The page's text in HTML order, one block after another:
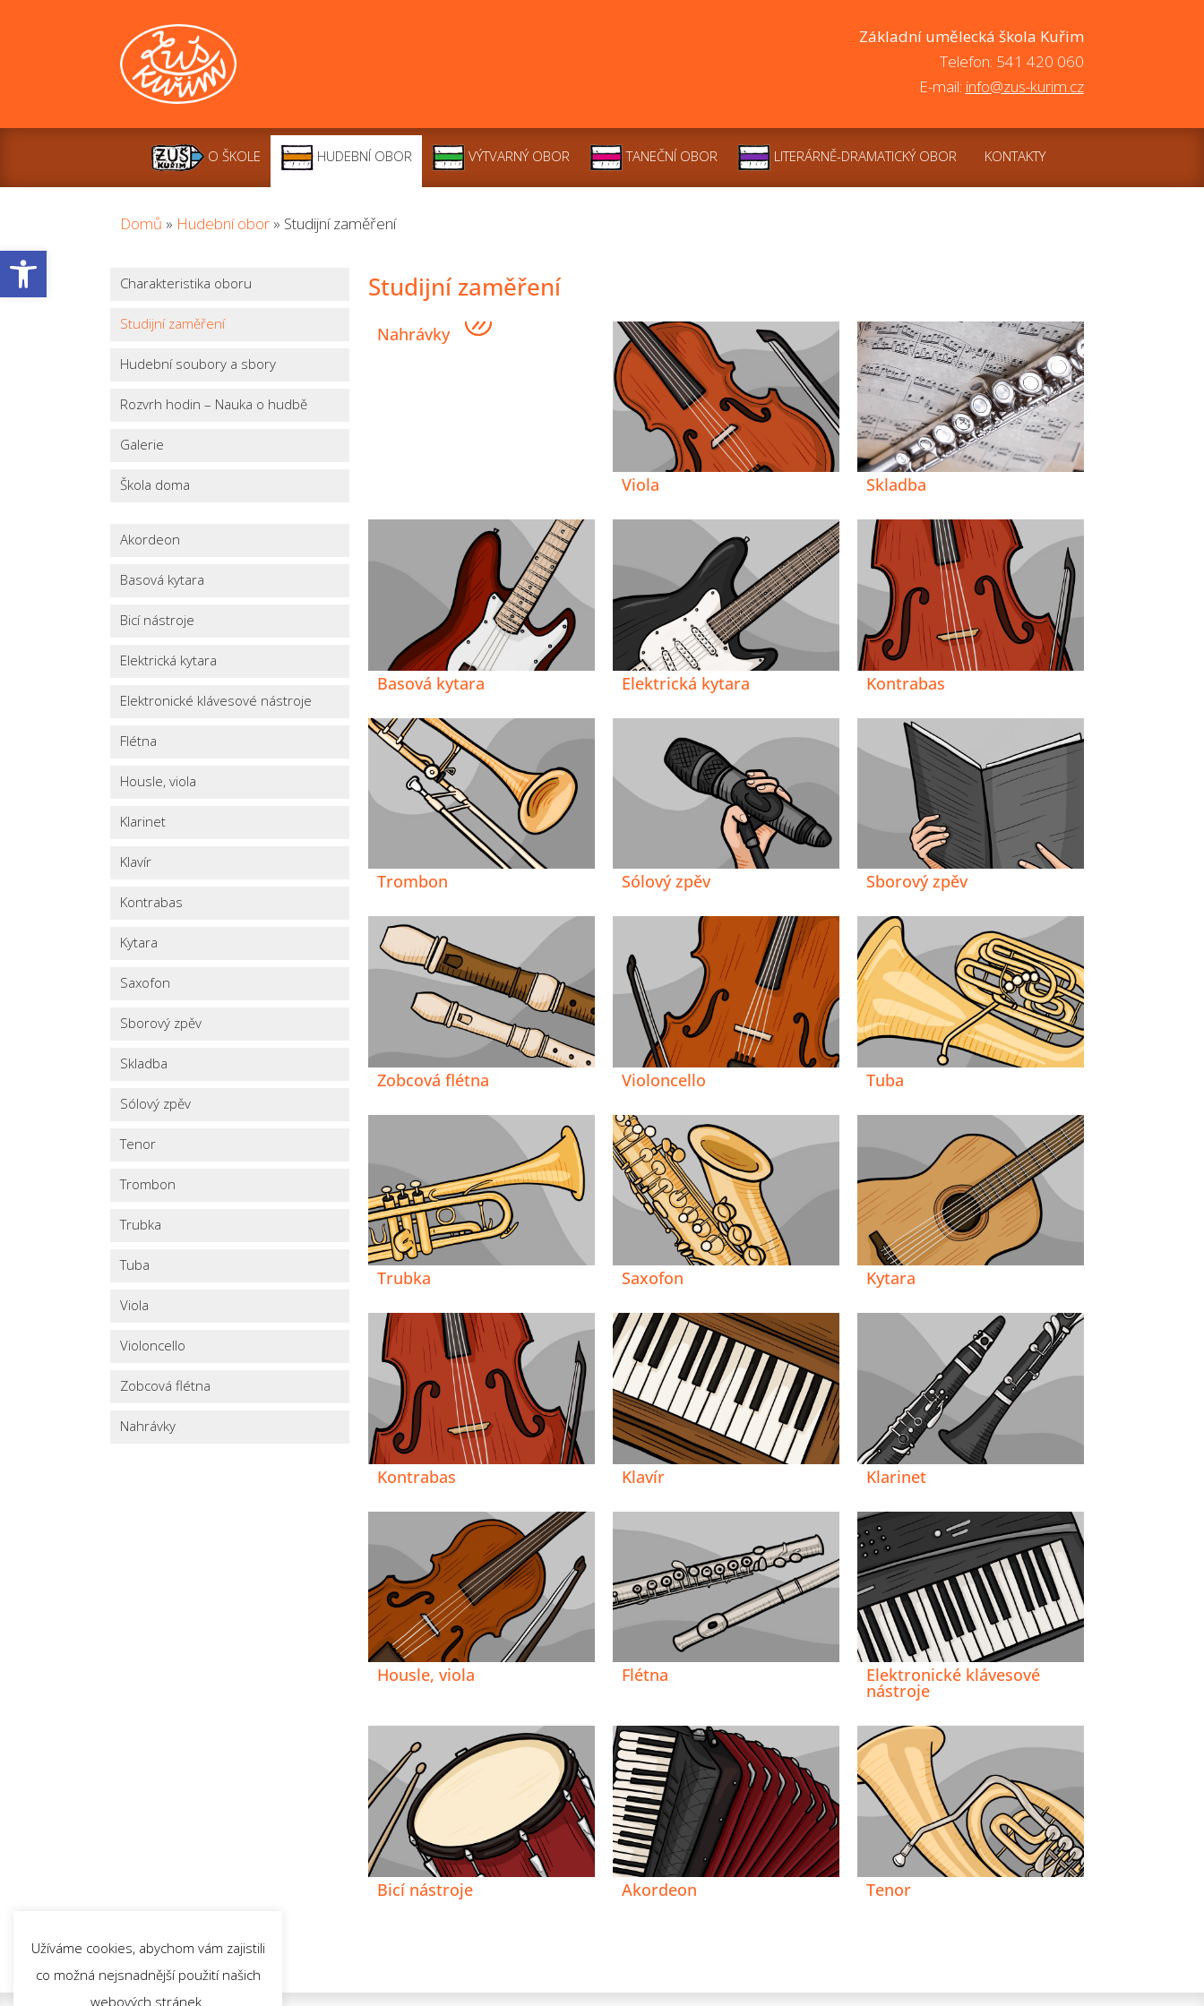
Open toolbar
Základní umělecká škola Kuřim
Telefon: 541 420 060
E-mail: info@zus-kurim.cz
O ŠKOLE HUDEBNÍ OBOR VÝTVARNÝ OBOR TANEČNÍ OBOR LITERÁRNĚ-DRAMATICKÝ OBOR KONTAKTY
Domů » Hudební obor » Studijní zaměření
Charakteristika oboru
Studijní zaměření
Hudební soubory a sbory
Rozvrh hodin – Nauka o hudbě
Galerie
Škola doma
Akordeon
Basová kytara
Bicí nástroje
Elektrická kytara
Elektronické klávesové nástroje
Flétna
Housle, viola
Klarinet
Klavír
Kontrabas
Kytara
Saxofon
Sborový zpěv
Skladba
Sólový zpěv
Tenor
Trombon
Trubka
Tuba
Viola
Violoncello
Zobcová flétna
Nahrávky
Studijní zaměření
Nahrávky
Viola Skladba
Basová kytara Elektrická kytara Kontrabas
Trombon Sólový zpěv Sborový zpěv
Zobcová flétna Violoncello Tuba
Trubka Saxofon Kytara
Kontrabas Klavír Klarinet
Housle, viola Flétna Elektronické klávesové
nástroje
Bicí nástroje Akordeon Tenor
Užíváme cookies, abychom vám zajistili
co možná nejsnadnější použití našich
webových stránek.